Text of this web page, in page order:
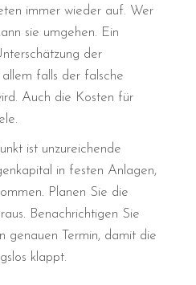
immer wieder auf. Wer
sie umgehen. Ein
der
falls der falsche
Auch die Kosten für
ist unzureichende
in festen Anlagen,
Planen Sie die
Benachrichtigen Sie
genauen Termin, damit die
klappt.